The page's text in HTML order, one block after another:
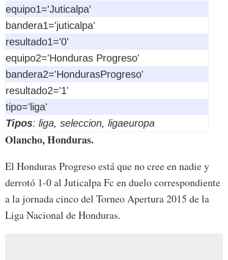
equipo1='Juticalpa'
bandera1='juticalpa'
resultado1='0'
equipo2='Honduras Progreso'
bandera2='HondurasProgreso'
resultado2='1'
tipo='liga'
Tipos: liga, seleccion, ligaeuropa
Olancho, Honduras.
El Honduras Progreso está que no cree en nadie y
derrotó 1-0 al Juticalpa Fc en duelo correspondiente
a la jornada cinco del Torneo Apertura 2015 de la
Liga Nacional de Honduras.